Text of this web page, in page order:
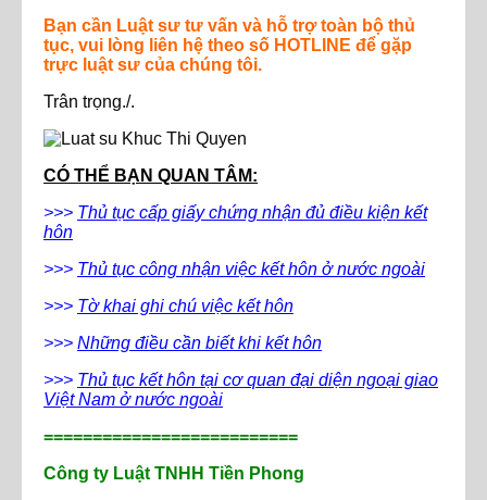
Bạn cần Luật sư tư vấn và hỗ trợ toàn bộ thủ
tục, vui lòng liên hệ theo số HOTLINE để gặp
trực luật sư của chúng tôi.
Trân trọng./.
CÓ THỂ BẠN QUAN TÂM:
>>> Thủ tục cấp giấy chứng nhận đủ điều kiện kết
hôn
>>> Thủ tục công nhận việc kết hôn ở nước ngoài
>>> Tờ khai ghi chú việc kết hôn
>>> Những điều cần biết khi kết hôn
>>> Thủ tục kết hôn tại cơ quan đại diện ngoại giao
Việt Nam ở nước ngoài
==========================
Công ty Luật TNHH Tiền Phong